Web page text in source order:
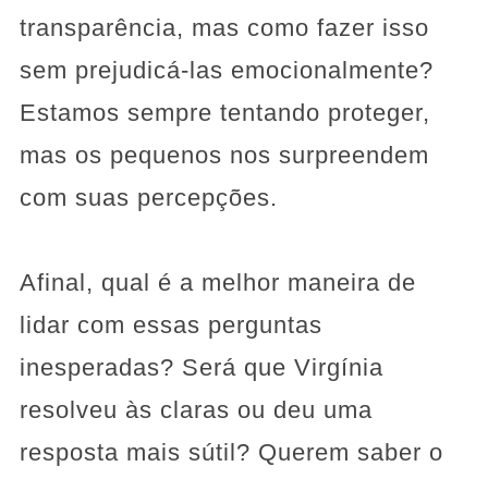
transparência, mas como fazer isso
sem prejudicá-las emocionalmente?
Estamos sempre tentando proteger,
mas os pequenos nos surpreendem
com suas percepções.
Afinal, qual é a melhor maneira de
lidar com essas perguntas
inesperadas? Será que Virgínia
resolveu às claras ou deu uma
resposta mais sútil? Querem saber o